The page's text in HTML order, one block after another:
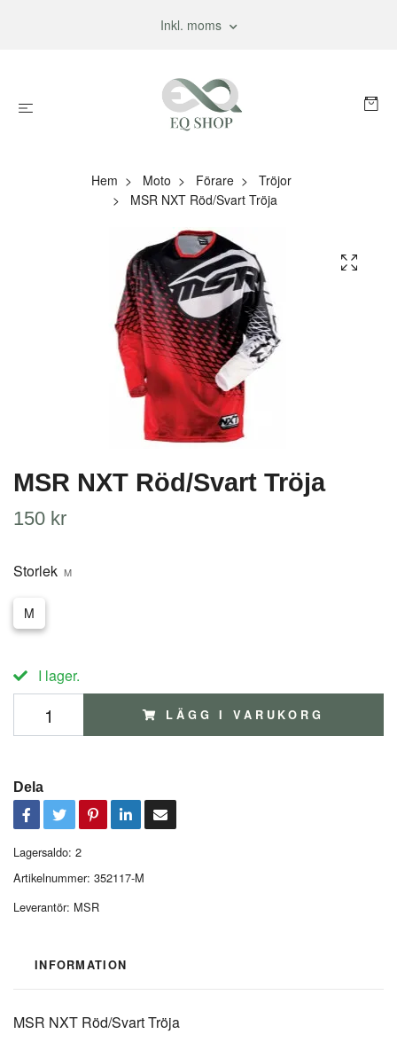
Inkl. moms
Hem Moto Förare
Tröjor
MSR NXT Röd/Svart Tröja
MSR NXT Röd/Svart Tröja
150 kr
Storlek M
M
I lager.
LÄGG I VARUKORG
Dela
Lagersaldo: 2
Artikelnummer: 352117-M
Leverantör: MSR
INFORMATION
MSR NXT Röd/Svart Tröja